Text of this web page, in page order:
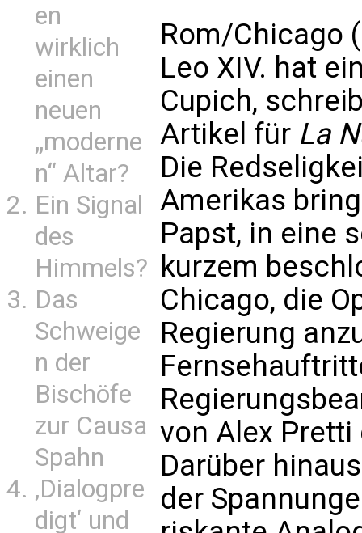
en
wirklich
einen
neuen
„moderne
n“ Altar?
Ein Signal
des
Himmels?
Das
Schweige
n der
Bischöfe
zur Causa
Spahn
‚Dialogpre
digt‘ und
Rom/Chicago
Leo XIV. hat
Cupich,
Artikel für La
Die
Amerikas
Papst, in eine
kurzem
Chicago, die
Regierung
von Alex Pretti
Darüber
der